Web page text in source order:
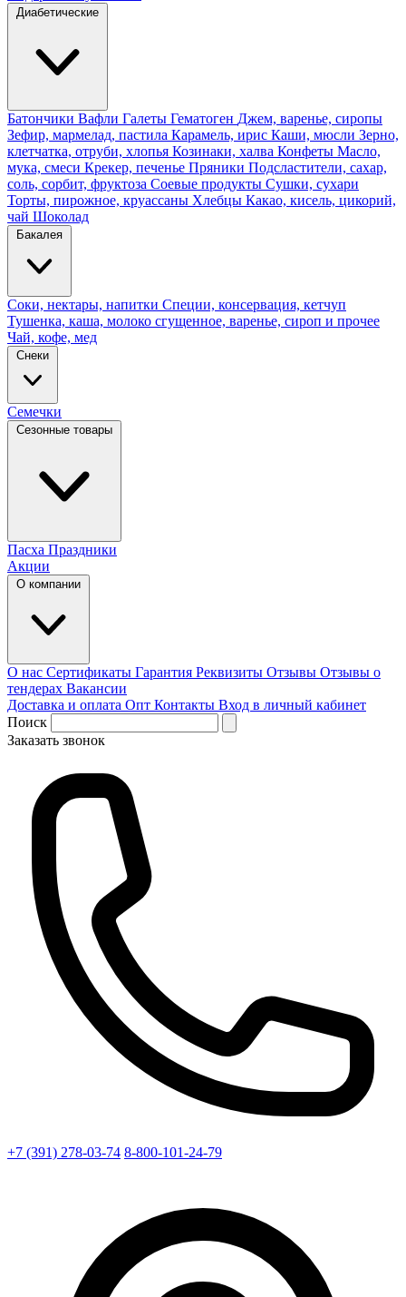
Диабетические
Батончики Вафли Галеты Гематоген Джем, варенье, сиропы
Зефир, мармелад, пастила Карамель, ирис Каши, мюсли Зерно,
клетчатка, отруби, хлопья Козинаки, халва Конфеты Масло,
мука, смеси Крекер, печенье Пряники Подсластители, сахар,
соль, сорбит, фруктоза Соевые продукты Сушки, сухари
Торты, пирожное, круассаны Хлебцы Какао, кисель, цикорий,
чай Шоколад
Бакалея
Соки, нектары, напитки Специи, консервация, кетчуп
Тушенка, каша, молоко сгущенное, варенье, сироп и прочее
Чай, кофе, мед
Снеки
Семечки
Сезонные товары
Пасха Праздники
Акции
О компании
О нас Сертификаты Гарантия Реквизиты Отзывы Отзывы о
тендерах Вакансии
Доставка и оплата Опт Контакты Вход в личный кабинет
Поиск
Заказать звонок
+7 (391) 278-03-74 8-800-101-24-79